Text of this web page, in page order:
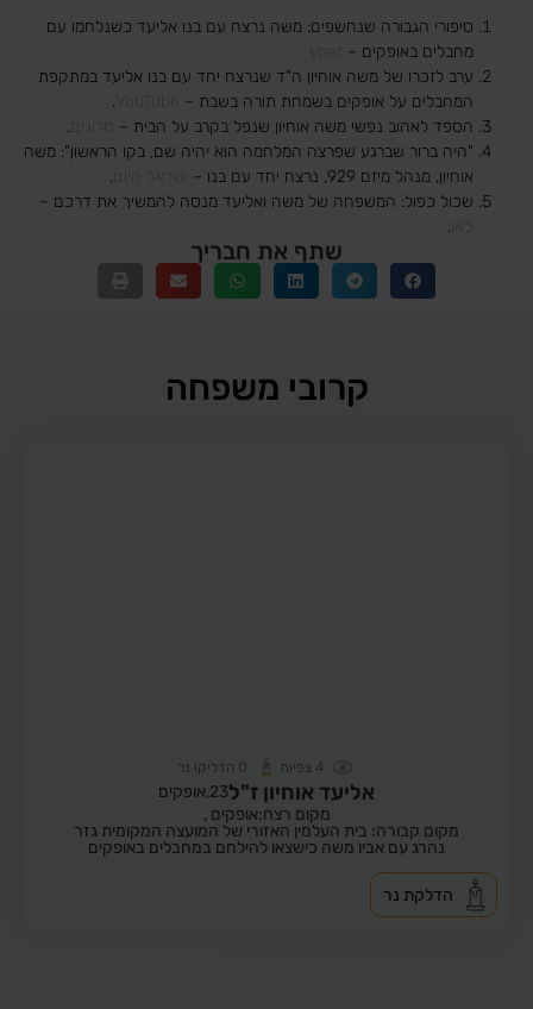
סיפורי הגבורה שנחשפים: משה נרצח עם בנו אליעד כשנלחמו עם
מחבלים באופקים –
ערב לזכרו של משה אוחיון ה"ד שנרצח יחד עם בנו אליעד במתקפת
המחבלים על אופקים בשמחת תורה בשבת –
.
הספד לאהוב נפשי משה אוחיון שנפל בקרב על הבית –
.
"היה ברור שברגע שפרצה המלחמה הוא יהיה שם, בקו הראשון": משה
אוחיון, מנהל מיזם 929, נרצח יחד עם בנו –
.
שכול כפול: המשפחה של משה ואליעד מנסה להמשיך את דרכם –
.
שתף את חבריך
קרובי משפחה
4 צפיות 0 הדליקו נר
אליעד אוחיון ז"ל23, אופקים
מקום רצח:אופקים ,
מקום קבורה: בית העלמין האזורי של המועצה המקומית גזר
נהרג עם אביו משה כישצאו להילחם במחבלים באופקים
הדלקת נר